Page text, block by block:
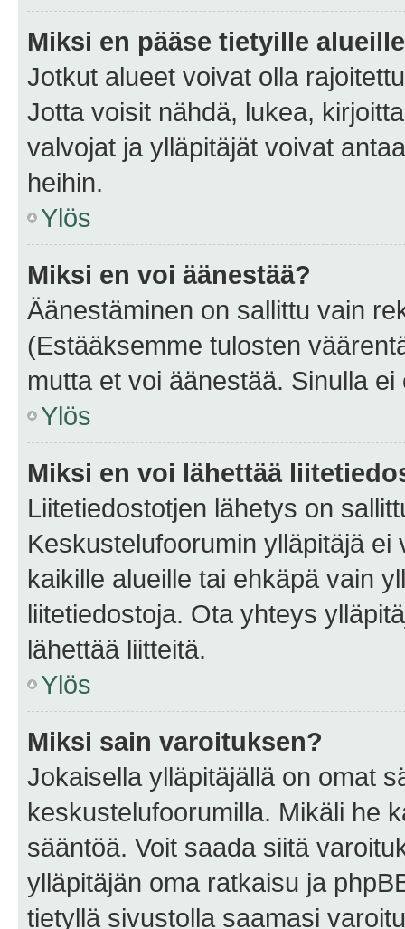
Miksi en pääse tietyille
Jotkut alueet voivat olla
Jotta voisit nähdä, lukea,
valvojat ja ylläpitäjät voivat
heihin.
Ylös
Miksi en voi äänestää?
Äänestäminen on sallittu vain
(Estääksemme tulosten
mutta et voi äänestää. Sinulla
Ylös
Miksi en voi lähettää
Liitetiedostotjen lähetys on
Keskustelufoorumin ylläpitäjä
kaikille alueille tai ehkäpä vain
liitetiedostoja. Ota yhteys
lähettää liitteitä.
Ylös
Miksi sain varoituksen?
Jokaisella ylläpitäjällä on omat
keskustelufoorumilla. Mikäli he
sääntöä. Voit saada siitä
ylläpitäjän oma ratkaisu ja
tietyllä sivustolla saamasi